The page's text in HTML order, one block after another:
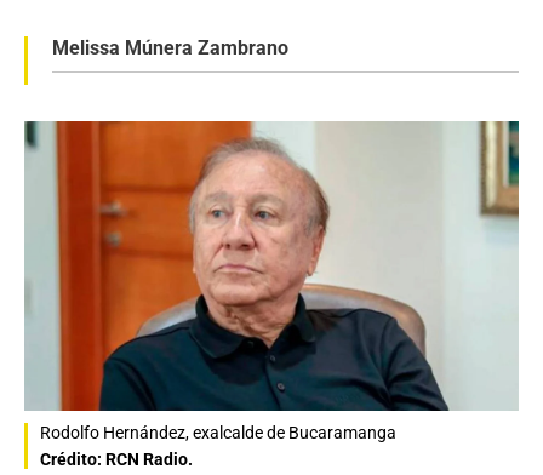
Melissa Múnera Zambrano
Rodolfo Hernández, exalcalde de Bucaramanga
Crédito: RCN Radio.